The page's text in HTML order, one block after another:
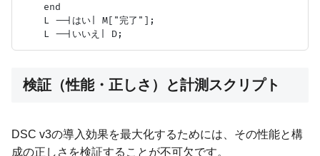
    end
    L --|はい| M["完了"];
検証（性能・正しさ）と計測スクリプト
DSC v3の導入効果を最大化するためには、その性能と構
成の正しさを検証することが不可欠です。